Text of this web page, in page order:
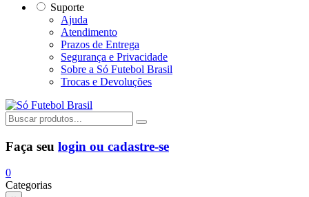
Suporte
Ajuda
Atendimento
Prazos de Entrega
Segurança e Privacidade
Sobre a Só Futebol Brasil
Trocas e Devoluções
Faça seu login ou cadastre-se
0
Categorias